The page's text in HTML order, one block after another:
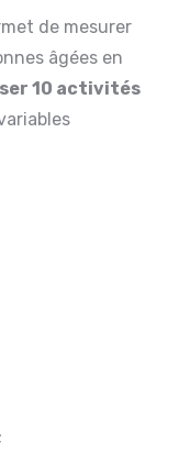
de mesurer
âgées en
10 activités